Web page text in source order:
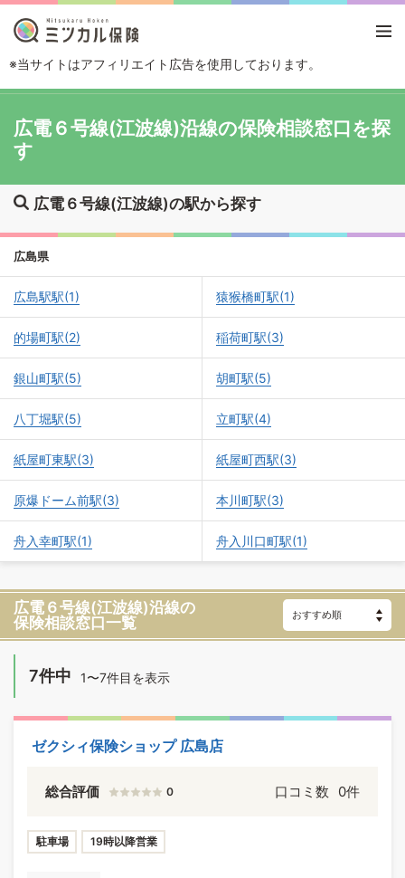
※当サイトはアフィリエイト広告を使用しております。
広電６号線(江波線)
広電６号線(江波線)沿線の保険相談窓口を探
す
広電６号線(江波線)の駅から探す
広島県
広島駅駅(1) 猿猴橋町駅(1)
的場町駅(2) 稲荷町駅(3)
銀山町駅(5) 胡町駅(5)
八丁堀駅(5) 立町駅(4)
紙屋町東駅(3) 紙屋町西駅(3)
原爆ドーム前駅(3) 本川町駅(3)
舟入幸町駅(1) 舟入川口町駅(1)
広電６号線(江波線)沿線の
保険相談窓口一覧
7件中 1〜7件目を表示
ゼクシィ保険ショップ 広島店
総合評価 0 口コミ数 0件
駐車場 19時以降営業